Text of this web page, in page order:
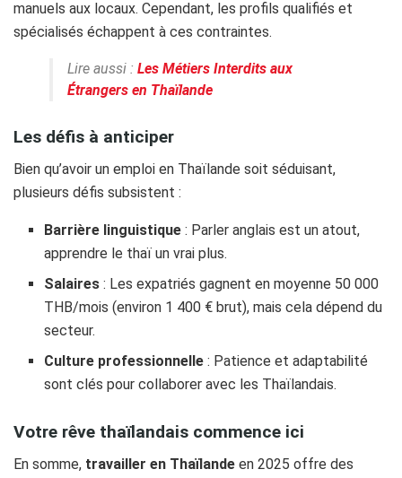
manuels aux locaux. Cependant, les profils qualifiés et
spécialisés échappent à ces contraintes.
Lire aussi : Les Métiers Interdits aux
Étrangers en Thaïlande
Les défis à anticiper
Bien qu’avoir un emploi en Thaïlande soit séduisant,
plusieurs défis subsistent :
Barrière linguistique : Parler anglais est un atout,
apprendre le thaï un vrai plus.
Salaires : Les expatriés gagnent en moyenne 50 000
THB/mois (environ 1 400 € brut), mais cela dépend du
secteur.
Culture professionnelle : Patience et adaptabilité
sont clés pour collaborer avec les Thaïlandais.
Votre rêve thaïlandais commence ici
En somme, travailler en Thaïlande en 2025 offre des